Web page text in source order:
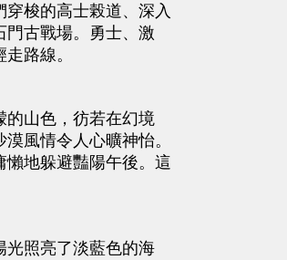
梭的高士榖道、深入
古戰場。勇士、激
路線。
山色，彷若在幻境
風情令人心曠神怡。
地躲避豔陽午後。這
照亮了淡藍色的海